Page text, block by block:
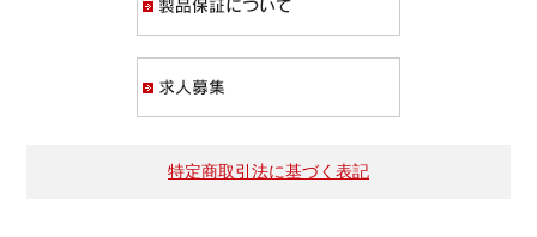
特定商取引法に基づく表記